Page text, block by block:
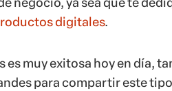
digitales.
es muy exitosa hoy en día,
para compartir este